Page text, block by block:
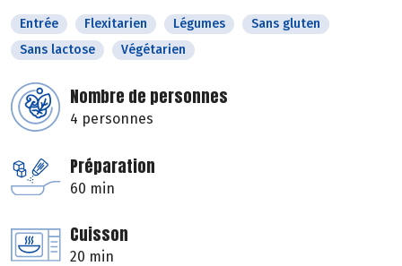
Entrée Flexitarien Légumes
Sans gluten
Sans lactose
Végétarien
Nombre de personnes
4 personnes
Préparation
60 min
Cuisson
20 min